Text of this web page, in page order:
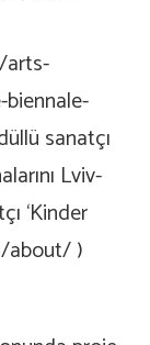
arts-
sanatçı
Lviv-
‘Kinder
about/)